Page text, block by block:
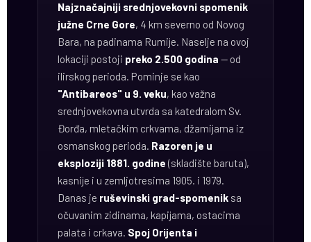
Najznačajniji srednjovekovni spomenik
južne Crne Gore, 4 km severno od Novog
Bara, na padinama Rumije. Naselje na ovoj
lokaciji postoji preko 2.500 godina — od
ilirskog perioda. Pominje se kao
"Antibareos" u 9. veku, kao važna
srednjovekovna utvrda sa katedralom Sv.
Đorđa, mletačkim crkvama, džamijama iz
osmanskog perioda. Razoren je u
eksploziji 1881. godine (skladište baruta),
kasnije i u zemljotresima 1905. i 1979.
Danas je ruševinski grad-spomenik sa
očuvanim zidinama, kapijama, ostacima
palata i crkava. Spoj Orijenta i